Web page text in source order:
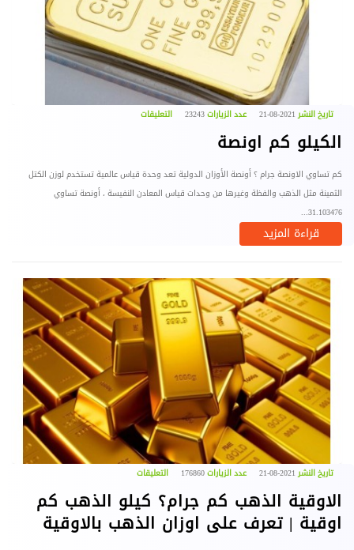
تاريخ النشر2021-08-21 عدد الزيارات التعليقات
الكيلو كم اونصة
كم تساوي الاونصة جرام ؟ أونصة الأوزان الدولية تعد وحدة قياس عالمية تستخدم لوزن الكتل
الثمينة مثل الذهب والفظة وغيرها من وحدات قياس المعادن النفيسة ، أونصة تساوي
31.103476...
قراءة المزيد
تاريخ النشر2021-08-21 عدد الزيارات التعليقات
الاوقية الذهب كم جرام؟ كيلو الذهب كم
اوقية | تعرف على اوزان الذهب بالاوقية